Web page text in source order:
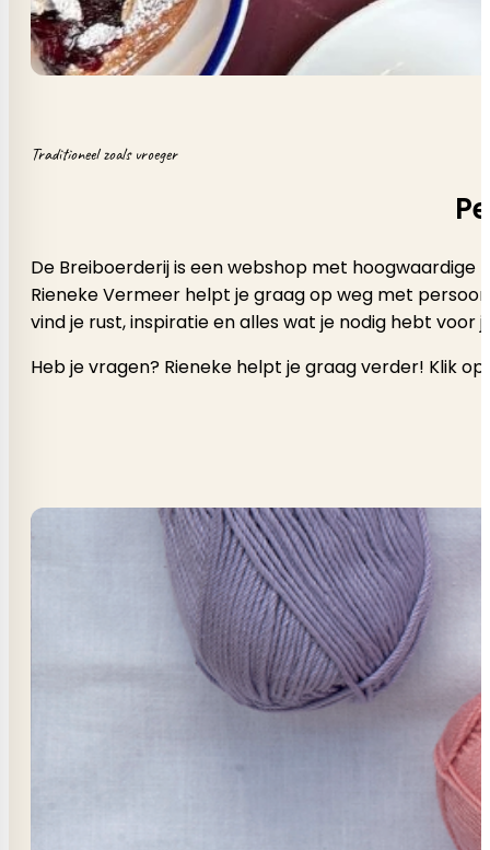
Traditioneel zoals vroeger
De Breiboerderij is een webshop met
Rieneke Vermeer helpt je graag op weg met
vind je rust, inspiratie en alles wat je nodig hebt voor
Heb je vragen? Rieneke helpt je graag verder! Klik